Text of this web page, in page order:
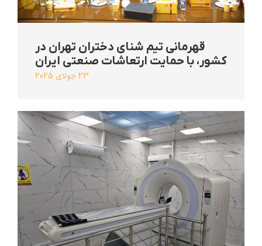
قهرمانی تیم شنای دختران تهران در
کشور، با حمایت ارتعاشات صنعتی ایران
23 جولای 2025